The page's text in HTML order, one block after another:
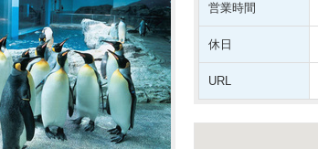
営業時間
休日
URL